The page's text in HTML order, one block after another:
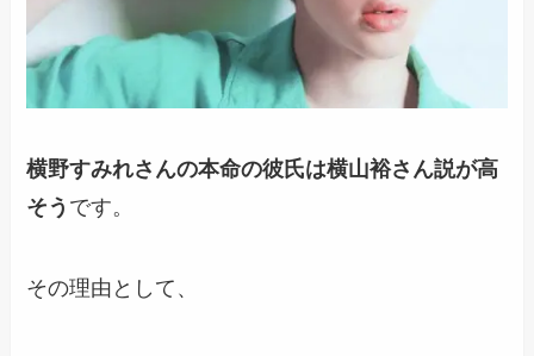
横野すみれさんの本命の彼氏は横山裕さん説が高
そう です。
その理由として、